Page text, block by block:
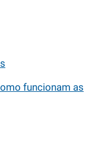
funcionam as